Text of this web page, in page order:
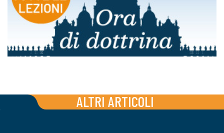
ALTRI ARTICOLI